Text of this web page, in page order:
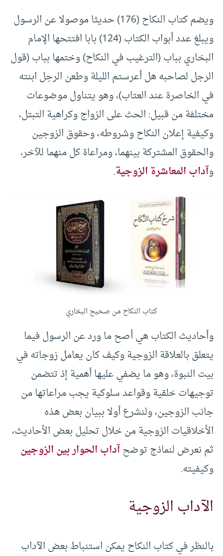
ويضم كتاب النكاح (176) حديثا موصولا عن الرسول
ويبلغ عدد أبواب الكتاب (124) بابا افتتحها الإمام
البخاري بباب (الترغيب في النكاح) وختمها بباب (قول
الرجل لصاحبه هل أعرستم الليلة وطعن الرجل ابنته
في الخاصرة عند العتاب)، وهو يتناول موضوعات
مختلفة من قبيل: الحث على الزواج وكراهية التبتل،
وكيفية إعلان النكاح وشروطه، وحقوق الزوجين
والحقوق المشتركة بينهما، ومراعاة كل منهما للآخر،
وآداب المعاشرة الزوجية.
كتاب النكاح من صحيح البخاري
وأحاديث الكتاب هي أصح ما ورد عن الرسول فيما
يتعلق بالعلاقة الزوجية وكيف كان يعامل زوجاته في
بيت النبوة، وهو ما يضفي عليها أهمية إذ تتضمن
توجيهات خلقية وقواعد سلوكية يجب مراعاتها من
جانب الزوجين، ولنشرع أولا ببيان بعض هذه
الأخلاقيات الزوجية من خلال تحليل بعض الأحاديث،
ثم نعرض لنماذج توضحآداب الحوار بين الزوجين
وكيفيته.
الآداب الزوجية
بالنظر في كتاب النكاح يمكن استنباط بعض الآداب